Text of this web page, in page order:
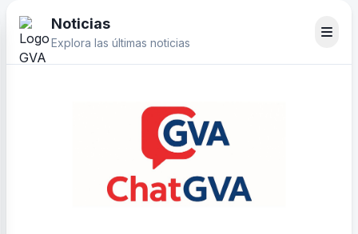
Noticias
Explora las últimas noticias